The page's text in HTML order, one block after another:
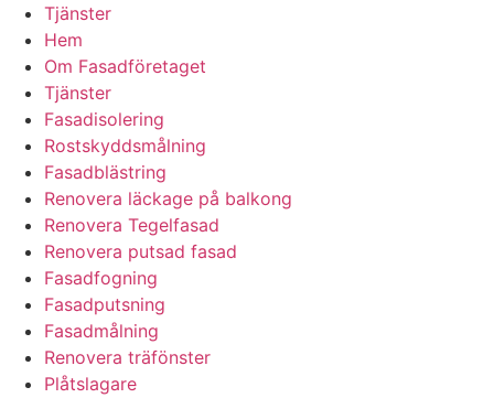
Tjänster
Hem
Om Fasadföretaget
Tjänster
Fasadisolering
Rostskyddsmålning
Fasadblästring
Renovera läckage på balkong
Renovera Tegelfasad
Renovera putsad fasad
Fasadfogning
Fasadputsning
Fasadmålning
Renovera träfönster
Plåtslagare